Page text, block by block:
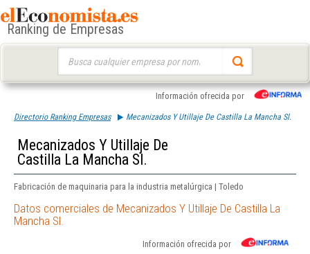
Ranking de Empresas
Información ofrecida por
Directorio Ranking Empresas Mecanizados Y Utillaje De Castilla La Mancha Sl.
Mecanizados Y Utillaje De
Castilla La Mancha Sl.
Fabricación de maquinaria para la industria metalúrgica | Toledo
Datos comerciales de Mecanizados Y Utillaje De Castilla La
Mancha Sl.
Información ofrecida por